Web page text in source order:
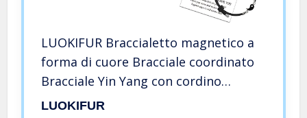
LUOKIFUR Braccialetto magnetico a
forma di cuore Bracciale coordinato
Bracciale Yin Yang con cordino
regolabile per regali di San Valentino
LUOKIFUR